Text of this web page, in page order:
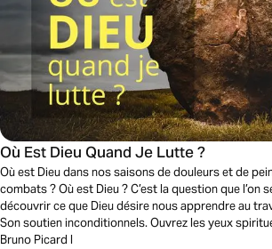
Où Est Dieu Quand Je Lutte ?
Où est Dieu dans nos saisons de douleurs et de
combats ? Où est Dieu ? C’est la question que l’on
découvrir ce que Dieu désire nous apprendre au
Son soutien inconditionnels. Ouvrez les yeux
Bruno Picard l